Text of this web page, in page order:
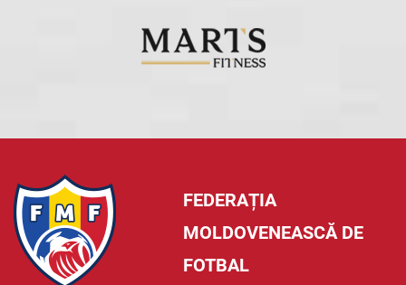
FEDERAȚIA
MOLDOVENEASCĂ DE
FOTBAL